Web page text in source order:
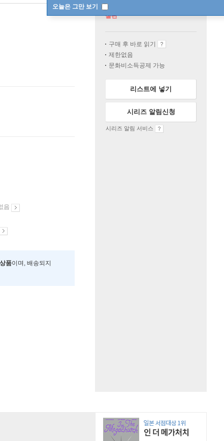
오늘은 그만 보기
음
품이며, 배송되지
절판
구매 후 바로 읽기
제한없음
문화비소득공제 가능
리스트에 넣기
시리즈 알림신청
시리즈 알림 서비스